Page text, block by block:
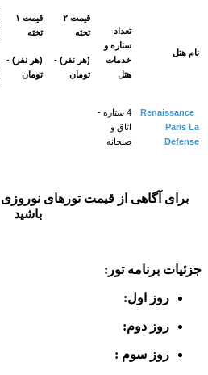
نام هتل
تعداد
ستاره و
خدمات
هتل
قیمت ۲
تخته
(هر نفر) -
تومان
قیمت ۱
تخته
(هر نفر) -
تومان
Renaissance
Paris La
Defense
4 ستاره -
اتاق و
صبحانه
باشید
جزئیات برنامه تور:
روز اول:
روز دوم:
روز سوم :